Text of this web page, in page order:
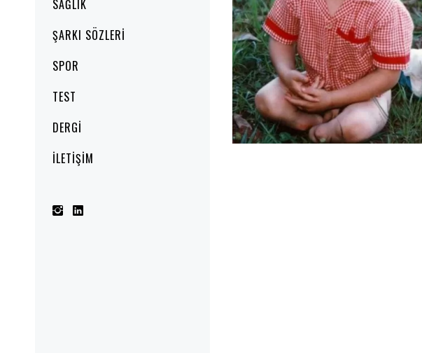
SAĞLIK
ŞARKI SÖZLERI
SPOR
TEST
DERGI
İLETIŞIM